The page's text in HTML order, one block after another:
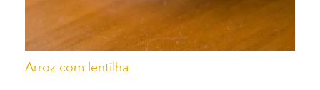
Arroz com lentilha